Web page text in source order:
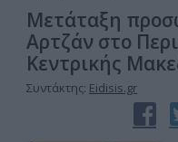
Μετάταξη
Αρτζάν στο
Κεντρικής
Συντάκτης: Eidisis.gr